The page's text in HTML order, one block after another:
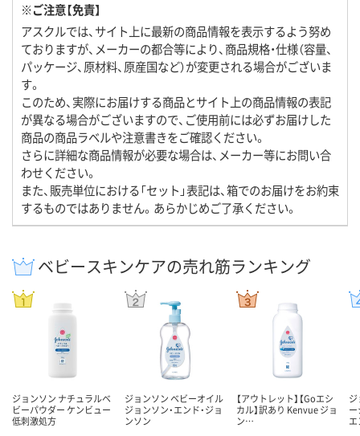
※ご注意【免責】
アスクルでは、サイト上に最新の商品情報を表示するよう努め
ておりますが、メーカーの都合等により、商品規格・仕様（容量、
パッケージ、原材料、原産国など）が変更される場合がございま
す。
このため、実際にお届けする商品とサイト上の商品情報の表記
が異なる場合がございますので、ご使用前には必ずお届けした
商品の商品ラベルや注意書きをご確認ください。
さらに詳細な商品情報が必要な場合は、メーカー等にお問い合
わせください。
また、販売単位における「セット」表記は、箱でのお届けをお約束
するものではありません。あらかじめご了承ください。
ベビースキンケアの売れ筋ランキング
ジョンソン ナチュラルベ
ビーパウダー ケンビュー
低刺激処方
ジョンソン ベビーオイル
ジョンソン・エンド・ジョ
ンソン
【アウトレット】【Goエシ
カル】訳あり Kenvue ジョ
ン…
ジ